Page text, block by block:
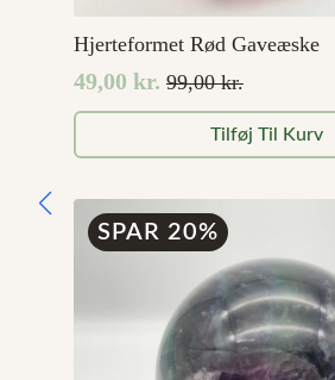
Hjerteformet Rød Gaveæske
99,00kr.
Den
oprindelige
pris
99,00 kr..
49,00 kr.
Den
aktuelle
pris
49,00 kr..
Tilføj Til Kurv
SPAR 20%